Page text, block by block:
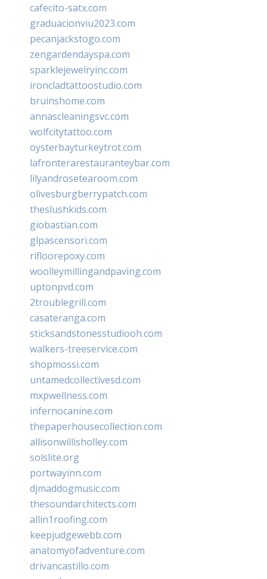
cafecito-satx.com
graduacionviu2023.com
pecanjackstogo.com
zengardendayspa.com
sparklejewelryinc.com
ironcladtattoostudio.com
bruinshome.com
annascleaningsvc.com
wolfcitytattoo.com
oysterbayturkeytrot.com
lafronterarestauranteybar.com
lilyandrosetearoom.com
olivesburgberrypatch.com
theslushkids.com
giobastian.com
glpascensori.com
rifloorepoxy.com
woolleymillingandpaving.com
uptonpvd.com
2troublegrill.com
casateranga.com
sticksandstonesstudiooh.com
walkers-treeservice.com
shopmossi.com
untamedcollectivesd.com
mxpwellness.com
infernocanine.com
thepaperhousecollection.com
allisonwillisholley.com
solslite.org
portwayinn.com
djmaddogmusic.com
thesoundarchitects.com
allin1roofing.com
keepjudgewebb.com
anatomyofadventure.com
drivancastillo.com